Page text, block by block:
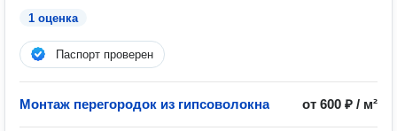
1 оценка
Паспорт проверен
Монтаж перегородок из гипсоволокна от 600 ₽ / м²